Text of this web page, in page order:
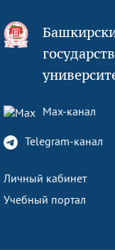
Max-канал
Telegram-канал
Личный кабинет
Учебный портал